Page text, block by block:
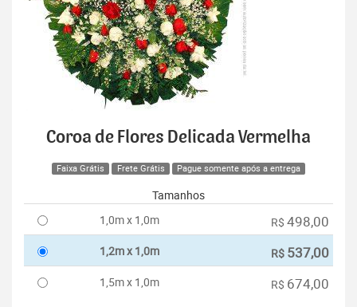
Coroa de Flores Delicada Vermelha
Faixa Grátis Frete Grátis Pague somente após a entrega
Tamanhos
1,0m x 1,0m
R$ 498,00
1,2m x 1,0m R$ 537,00
1,5m x 1,0m R$ 674,00